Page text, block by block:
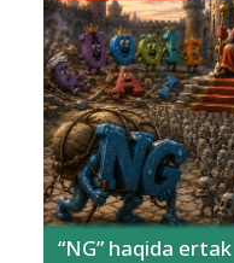
“NG” haqida ertak